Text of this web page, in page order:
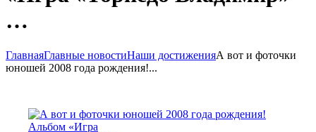
…
ГлавнаяГлавные новостиНаши достиженияА вот и фоточки
юношей 2008 года рождения!...